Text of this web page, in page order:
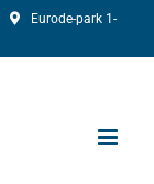
Eurode-park 1-